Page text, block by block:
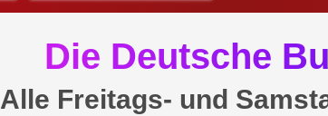
Die Deutsche
Alle Freitags- und